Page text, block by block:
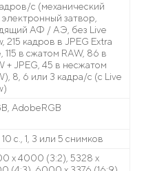
с (механический
затвор,
АФ / АЭ, без Live
215 кадров в JPEG Extra
115 в сжатом RAW, 86 в
+ JPEG, 45 в несжатом
8, 6 или 3 кадра/с (с Live
AdobeRGB
10 с., 1, 3 или 5 снимков
x 4000 (3:2), 5328 x